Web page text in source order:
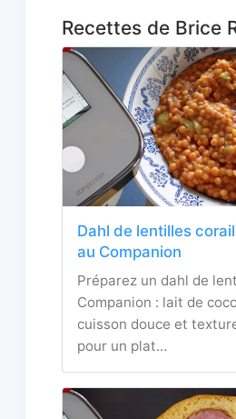
Recettes de Brice
Dahl de lentilles
au Companion
Préparez un dahl de
Companion : lait de
cuisson douce et
pour un plat…